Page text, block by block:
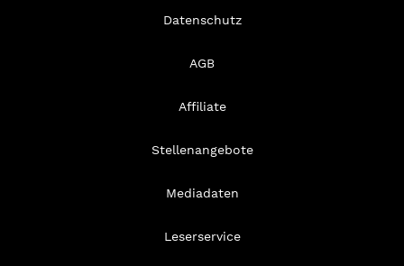
Datenschutz
AGB
Affiliate
Stellenangebote
Mediadaten
Leserservice